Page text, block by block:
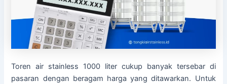
Toren air stainless 1000 liter cukup banyak tersebar di
pasaran dengan beragam harga yang ditawarkan. Untuk